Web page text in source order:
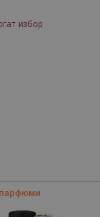
избор